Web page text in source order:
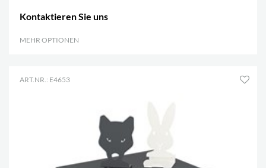
Kontaktieren Sie uns
MEHR OPTIONEN
ART.NR.: E4653